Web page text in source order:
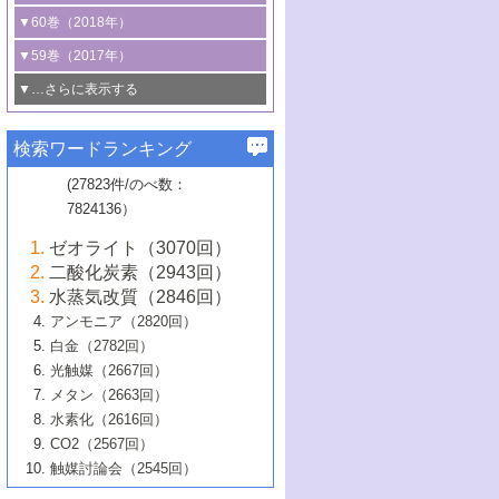
る非貴金属触媒の研究動向
5号 ゼオライトの合成と応用における研
究動向
6号 ヘテロ接合界面
B号 第135回触媒討論会（2025年）
線を利用した触媒解析技術の最先端
5号 単原子触媒
6号 参照触媒委員会からのお知らせ
B号 第133回触媒討論会（2023年）
4号 格子酸素・格子酸素欠陥を利用した
触媒反応
5号 生体触媒によるエネルギー変換反応
6号 窒素とリンの循環のための触媒・機
能性材料
3号 CO の排出削減および有効活用のた
めの触媒技術
4号 若手による情報発信企画～とびたて
若き触媒の研究者たち～（1）
若き触媒の研究者たち～（2）
6号 石油のノーブル・ユースを志向した
触媒技術
大学：オンライン・対面開催）
3号 特殊反応場を利用した触媒的分子変
換反応
4号 多孔質材料を用いた触媒の新展開
5号 情報学的手法を用いた触媒開発
6号 カーボンニュートラルに向けた電解
技術
B号 第127回触媒討論会（2021年・オン
ライン開催(Zoom)のみ）
タリゼーション
2号 機能化学品製造に資するクリーンな
触媒的酸化反応
3号 水処理のための触媒化学
4号 光触媒を用いた水分解の最新の研究
動向
5号 次世代の触媒プロセスを支えるマイ
6号 メタン転換技術の最新動向
B号 第125回触媒討論会（2020年・工学
院大学）
1号 物質移動制御に着目した触媒プロセ
ス開発
2号 CO2 フリー水素サプライチェーンに
関わる触媒開発動向
3号 精密高分子合成に関する最近の研究
動向
4号 バイオマス化成品製造のための触媒
5号 固体触媒による含窒素有機化合物変
換の最前線
6号 貴金属使用量低減に向けた自動車排
ガス浄化触媒の開発
B号 第123回触媒討論会（2019年・大阪
▼60巻（2018年）
1号 固体酸触媒の最新の研究動向
2号 二酸化炭素からの有用化学品合成
3号 ナノ粒子・クラスター触媒の最前線
4号 60周年記念企画
5号 進化するゼオライト合成技術
6号 非貴金属系触媒における電気化学的
B号 第121回触媒討論会（2018年・東京
大学）
▼59巻（2017年）
1号 いたるところに，触媒
最先端技術
3号 無機分離膜材料の開発と触媒反応プ
ロセスへの適用
5号 水素のふるまいを解き明かす最先端
研究
6号 低級アルカンの有効利用のための触
媒技術
B号 第119回触媒討論会（2017年・首都
大学東京）
▼…さらに表示する
1号 ユニークな構造の高分子を生み出す触
2号 リグニンからの化成品製造に向けた触
媒技術
3号 触媒研究の最先端～とびたて若き研究
者たち～（1）
4号 触媒研究の最先端～とびたて若き研究
者たち～（2）
5号 触媒研究の最先端～とびたて若き研究
者たち～（3）
6号 イオニクス材料と燃料電池・電解合成
の最新の研究動向
B号 第117回触媒討論会（2016年・大阪府
▼57巻（2015年）
1号 水素キャリアにかかわる触媒技術の新
2号 石油精製用触媒の最近の進展
3号 固体酸化物形燃料電池（SOFC）におけ
るアノード触媒上での燃料直接改質技術
4号 コアシェル構造の制御による触媒機能
5号 工業触媒およびその周辺技術の最近の
進歩
6号 ナノシート
B号 第115回触媒討論会（2015年・成蹊大
▼56巻（2014年）
2号 光触媒反応機構に関する最新の研究動
向
開発動向
4号 人工光合成に向けた近年のアプローチ
5号 未利用熱エネルギーの有効活用に貢献
する触媒技術
6号 ポリオキソメタレート
B号 第113回触媒討論会（2014年・ロワジ
1号 高耐久性燃料電池システム用触媒にお
ける新展開
2号 リビングラジカル重合の最近の動向
3号 天然ガスの化学工業的展開に関する触
媒技術
4号 貴金属触媒の精密構造制御とその活用
5号 バイオマス化成品製造のための固体触
6号 ナノ空間─吸着状態解析から新機能開拓
▼54巻（2012年）
1号 規則性多孔体の利用技術における最近
の進歩
2号 第109回触媒討論会
3号 貴金属低減技術の最新動向
4号 貴金属代替技術の最新動向
5号 光触媒による物質変換反応の新展開
6号 グラフェン
▼53巻（2011年）
1号 金属学から見る合金触媒の新展開
2号 第107回触媒討論会
3号 触媒のその場観察法の進歩（１）
4号 触媒のその場観察法の進歩（２）
5号 不活性結合の触媒的活性化による有機
合成
▼52巻（2010年）
1号 触媒の劣化対策と長寿命触媒開発
2号 第105回触媒討論会
3号 ナノ構造が拓く新機能
4号 活性サイトおよびその環境の精密な設
計による触媒の高機能化
1号 炭素材料－熱い注目を集める材料－
2号 第103回触媒討論会
3号 環境浄化用光触媒の現状と課題
4号 水素社会の実現に向けた水素製造・貯
▼50巻（2008年）
1号 触媒化学と学会のこの10年，半世紀，
そして未来
2号 第101回触媒討論会
▼49巻（2007年）
1号 含フッ素化合物の合成と触媒
2号 第99回触媒討論会
▼48巻（2006年）
1号 固体酸触媒の最近の進歩
検索ワードランキング
(27823件/のべ数：
7824136）
ゼオライト（3070回）
二酸化炭素（2943回）
水蒸気改質（2846回）
アンモニア（2820回）
白金（2782回）
光触媒（2667回）
メタン（2663回）
水素化（2616回）
CO2（2567回）
触媒討論会（2545回）